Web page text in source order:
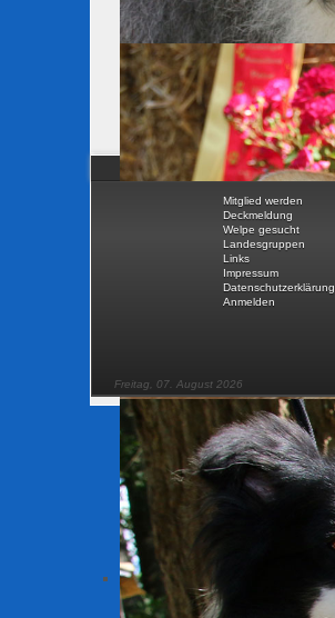
Mitglied werden
Deckmeldung
Welpe gesucht
Landesgruppen
Links
Impressum
Datenschutzerklärung
Anmelden
Freitag, 07. August 2026